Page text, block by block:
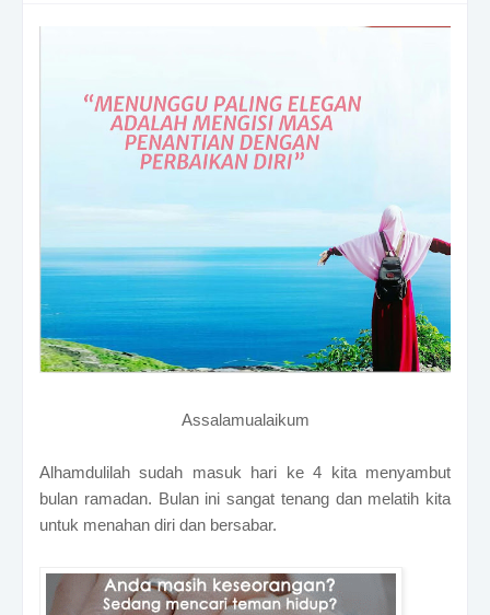
Assalamualaikum
Alhamdulilah sudah masuk hari ke 4 kita menyambut
bulan ramadan. Bulan ini sangat tenang dan melatih kita
untuk menahan diri dan bersabar.